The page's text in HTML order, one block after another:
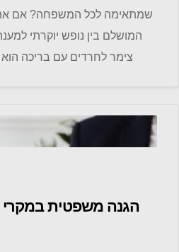
שמתאימה לכל המשפחה? אם
המושלם בין נופש יוקרתי
צימר לחרדים עם בריכה
הגנה משפטית